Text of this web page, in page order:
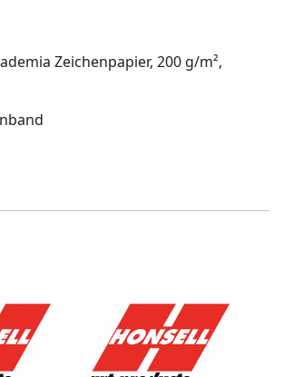
Zeichenpapier, 200 g/m²,